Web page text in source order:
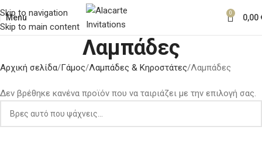
Skip to navigation
Skip to main content
Menu 0 0,00
Λαμπάδες
Αρχική σελίδα Γάμος Λαμπάδες & Κηροστάτες Λαμπάδες
Δεν βρέθηκε κανένα προϊόν που να ταιριάζει με την επιλογή σας.